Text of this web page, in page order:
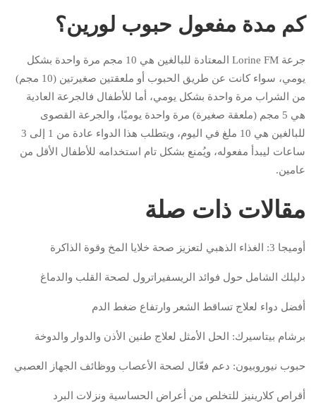
كم مدة مفعول حبوب لورين؟
جرعة Lorine FM المعتادة للبالغين هي 10 مجم مرة واحدة بشكل
يومي، سواء كانت عن طريق الحبوب أو ملعقتين صغيرتين (10 مجم)
من الشراب مرة واحدة بشكل يومي، أما للأطفال فالجرعة العادية
هي 5 مجم (ملعقة صغيرة) مرة واحدة يوميًا، والجرعة القصوى
للبالغين هي 10 ملغ في اليوم، ويتطلب هذا الدواء عادة من 1 إلى 3
ساعات ليبدأ مفعوله، ويُمنع بشكل تام استخدامه للأطفال الأقل من
عامين.
مقالات ذات صلة
أوميجا 3: الغذاء الذهبي لتعزيز صحة خلايا المخ وقوة الذاكرة
دليلك الشامل حول فوائد الريسفيراترول لصحة القلب والدماغ
أفضل دواء لعلاج تساقط الشعر وارتفاع ضغط الدم
برشام بيتاسيرك: الحل الأمثل لعلاج طنين الأذن والدوار والدوخة
حبوب نيوروبيون: دعم فعّال لصحة الأعصاب ووظائف الجهاز العصبي
أقراص كلارينيز للتخلص من أعراض الحساسية ونزلات البرد